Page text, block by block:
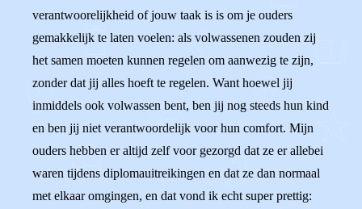
verantwoorelijkheid of jouw taak is is om je ouders
gemakkelijk te laten voelen: als volwassenen zouden zij
het samen moeten kunnen regelen om aanwezig te zijn,
zonder dat jij alles hoeft te regelen. Want hoewel jij
inmiddels ook volwassen bent, ben jij nog steeds hun kind
en ben jij niet verantwoordelijk voor hun comfort. Mijn
ouders hebben er altijd zelf voor gezorgd dat ze er allebei
waren tijdens diplomauitreikingen en dat ze dan normaal
met elkaar omgingen, en dat vond ik echt super prettig: